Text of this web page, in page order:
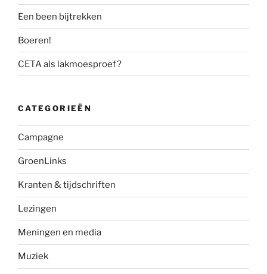
Een been bijtrekken
Boeren!
CETA als lakmoesproef?
CATEGORIEËN
Campagne
GroenLinks
Kranten & tijdschriften
Lezingen
Meningen en media
Muziek